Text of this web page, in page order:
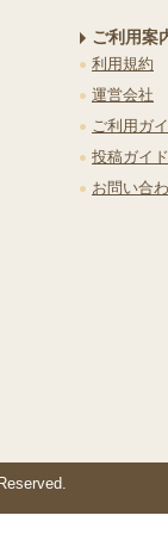
ご利用案
利用規約
運営会社
ご利用ガ
投稿ガイ
お問い合